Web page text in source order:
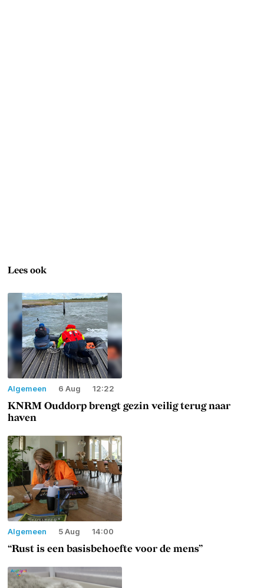
Lees ook
Algemeen 6 Aug 12:22
KNRM Ouddorp brengt gezin veilig terug naar
haven
Algemeen 5 Aug 14:00
“Rust is een basisbehoefte voor de mens”